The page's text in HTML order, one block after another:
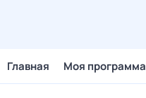
Главная Моя программа